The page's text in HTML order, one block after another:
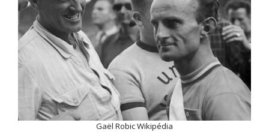
Gaël Robic Wikipédia